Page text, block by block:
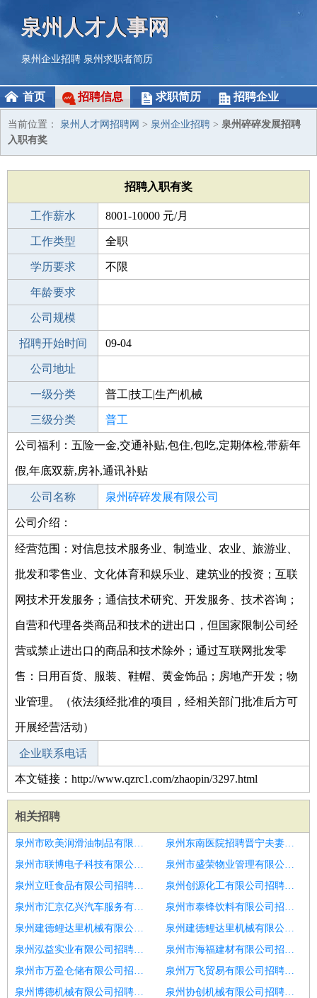
泉州人才人事网
泉州企业招聘 泉州求职者简历
首页 招聘信息 求职简历 招聘企业
当前位置： 泉州人才网招聘网 > 泉州企业招聘 > 泉州碎碎发展招聘
入职有奖
招聘入职有奖
工作薪水 8001-10000 元/月
招聘人数 若干
工作类型 全职
性别要求 -
学历要求 不限
工作经验
年龄要求
工作地点
公司规模
公司电话
招聘开始时间 09-04
招聘结束时间
公司地址
一级分类 普工|技工|生产|机械
二级分类 普工/技工
三级分类 普工
其他行业
公司福利：五险一金,交通补贴,包住,包吃,定期体检,带薪年
假,年底双薪,房补,通讯补贴
公司名称 泉州碎碎发展有限公司
公司类型
公司介绍：
经营范围：对信息技术服务业、制造业、农业、旅游业、
批发和零售业、文化体育和娱乐业、建筑业的投资；互联
网技术开发服务；通信技术研究、开发服务、技术咨询；
自营和代理各类商品和技术的进出口，但国家限制公司经
营或禁止进出口的商品和技术除外；通过互联网批发零
售：日用百货、服装、鞋帽、黄金饰品；房地产开发；物
业管理。（依法须经批准的项目，经相关部门批准后方可
开展经营活动）
企业联系电话
本文链接：http://www.qzrc1.com/zhaopin/3297.html
相关招聘
泉州市欧美润滑油制品有限公司招聘仓管管理
泉州东南医院招聘晋宁夫妻宿舍
泉州市联博电子科技有限公司招聘河北唐山
泉州市盛荣物业管理有限公司招聘嘉善学徒招聘
泉州立旺食品有限公司招聘包吃住高薪
泉州创源化工有限公司招聘仓管质量
泉州市汇京亿兴汽车服务有限公司招聘放心企业
泉州市泰锋饮料有限公司招聘复工啦6千无需隔离岗位多
泉州建德鲤达里机械有限公司招聘学徒招聘
泉州建德鲤达里机械有限公司招聘牡丹江副驾驶跟车月过万包吃住
泉州泓益实业有限公司招聘送货员
泉州市海福建材有限公司招聘港北放心企业
泉州市万盈仓储有限公司招聘宜昌夫妻宿舍
泉州万飞贸易有限公司招聘免装卸物流交接员一万保底
泉州博德机械有限公司招聘年终奖金
泉州协创机械有限公司招聘入职有奖